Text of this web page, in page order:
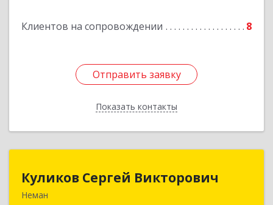
Клиентов на сопровождении 8
Отправить заявку
Показать контакты
Отправить заявку
Назад
Куликов Сергей Викторович
Неман
Куликов Сергей Викторович